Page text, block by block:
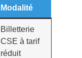
Modalité
Billetterie
CSE à tarif
réduit